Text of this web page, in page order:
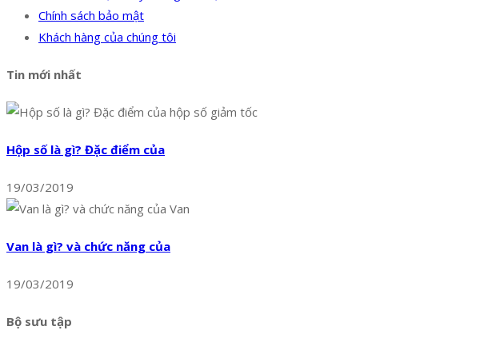
Chính sách bảo mật
Khách hàng của chúng tôi
Tin mới nhất
Hộp số là gì? Đặc điểm của
19/03/2019
Van là gì? và chức năng của
19/03/2019
Bộ sưu tập